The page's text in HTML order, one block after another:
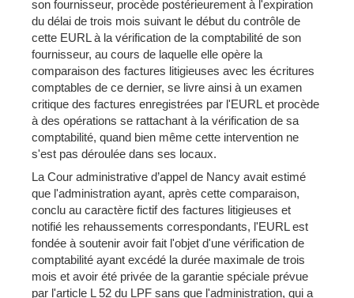
son fournisseur, procède postérieurement à l'expiration
du délai de trois mois suivant le début du contrôle de
cette EURL à la vérification de la comptabilité de son
fournisseur, au cours de laquelle elle opère la
comparaison des factures litigieuses avec les écritures
comptables de ce dernier, se livre ainsi à un examen
critique des factures enregistrées par l'EURL et procède
à des opérations se rattachant à la vérification de sa
comptabilité, quand bien même cette intervention ne
s'est pas déroulée dans ses locaux.
La Cour administrative d’appel de Nancy avait estimé
que l'administration ayant, après cette comparaison,
conclu au caractère fictif des factures litigieuses et
notifié les rehaussements correspondants, l'EURL est
fondée à soutenir avoir fait l'objet d'une vérification de
comptabilité ayant excédé la durée maximale de trois
mois et avoir été privée de la garantie spéciale prévue
par l'article L 52 du LPF sans que l'administration, qui a